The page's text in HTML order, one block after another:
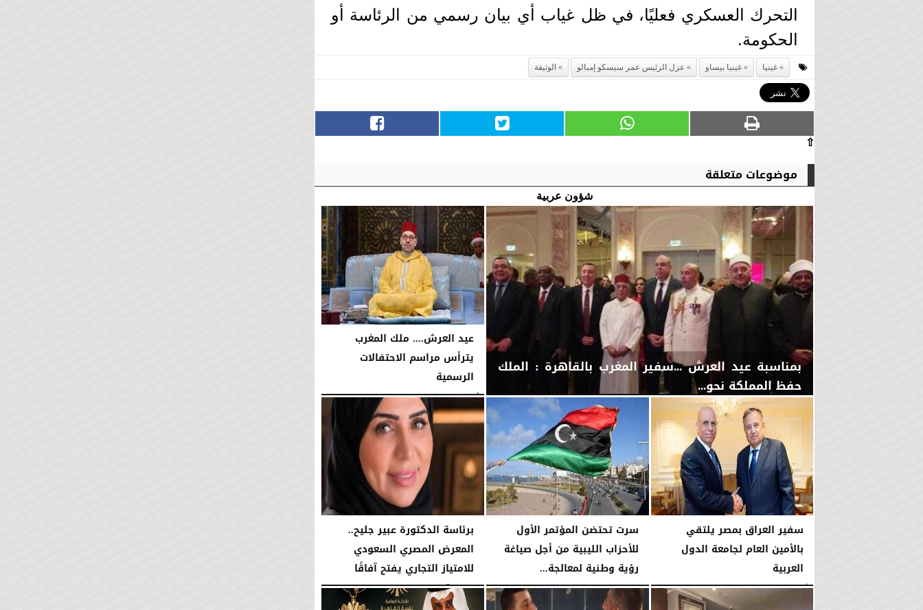
التحرك العسكري فعليًا، في ظل غياب أي بيان رسمي من الرئاسة أو
الحكومة.
غينيا غينيا بيساو عزل الرئيس عمر سيسكو إمبالو الوثيقة
⇧
موضوعات متعلقة
شؤون عربية
بمناسبة عيد العرش ...سفير المغرب بالقاهرة : الملك
حفظ المملكة نحو...
الجمعة، 31 يوليو 2026 03:18 مـ
عيد العرش.... ملك المغرب
يترأس مراسم الاحتفالات
الرسمية
الأربعاء، 29 يوليو 2026 11:18 مـ
سفير العراق بمصر يلتقي
بالأمين العام لجامعة الدول
العربية
الأربعاء، 29 يوليو 2026 09:04 مـ
سرت تحتضن المؤتمر الأول
للأحزاب الليبية من أجل صياغة
رؤية وطنية لمعالجة...
الثلاثاء، 21 يوليو 2026 01:40 مـ
برئاسة الدكتورة عبير جليح..
المعرض المصري السعودي
للامتياز التجاري يفتح آفاقًا
جديدة...
الأحد، 5 يوليو 2026 02:38 مـ